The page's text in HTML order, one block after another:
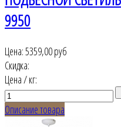
9950
Цена:5359,00 руб
Скидка:
Цена / кг:
Описание товара